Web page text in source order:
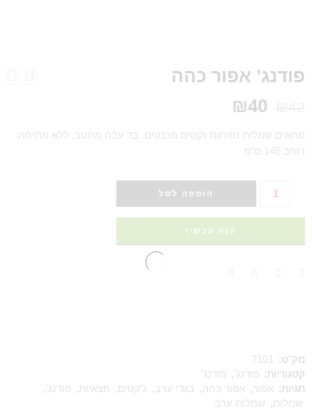
פודנג’ אפור כהה
₪40
מתאים שמלות נפוחות זקטים מכנסים. בד עבה מחטב, ללא מתיחה.
רוחב 145 ס”מ
הוספה לסל
קנה עכשיו
מק"ט:
7101
קטגוריות: פודנג', פודנג'
תגיות: אפור, אפור כהה, בגדי ערב, ג'קטים, חצאיות, פודנג',
שמלות, שמלות ערב